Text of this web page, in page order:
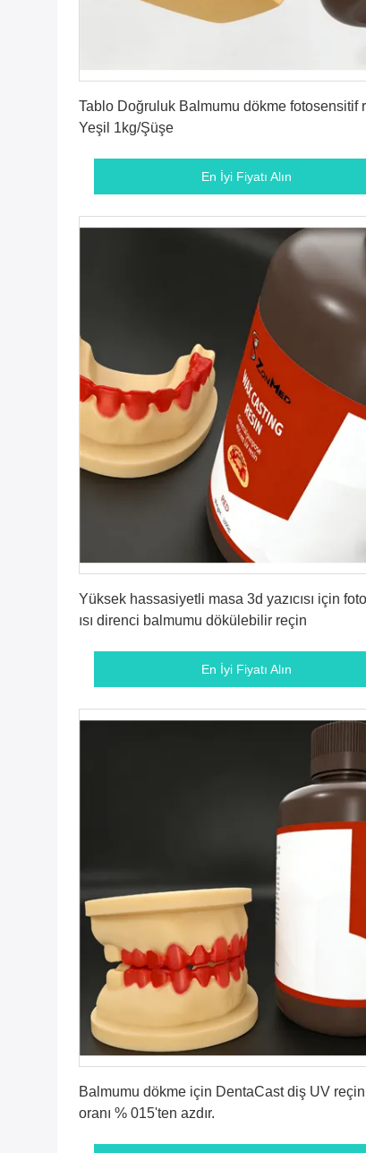
Tablo Doğruluk Balmumu dökme fotosensitif
Yeşil 1kg/Şüşe
En İyi Fiyatı Alın
Yüksek hassasiyetli masa 3d yazıcısı için
ısı direnci balmumu dökülebilir reçin
En İyi Fiyatı Alın
Balmumu dökme için DentaCast diş UV reçini
oranı % 015'ten azdır.